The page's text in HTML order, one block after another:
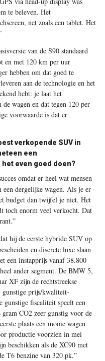
te beleven. Het
net zoals een tablet. Het
van de S90 standaard
en met 120 km per uur
hebben om dat goed te
aan de technologie en het
hebt: je laat het
wagen en dat tegen 120 per
voorwaarde is dat er
verkopende SUV in
een
even goed doen?
omdat er heel wat mensen
een dergelijke wagen. Als je er
budget dan twijfel je niet. Het
toch enorm veel verkocht. Dat
hij de eerste hybride SUV op
en discrete luxe slaan
een instapprijs vanaf 38.800
ander segment. De BMW 5,
XF zijn de rechtstreekse
gunstige prijs/kwaliteit-
gunstige fiscaliteit speelt een
CO2 zeer gunstig voor de
plaats een mooie wagen
productie voorzien in mei
beschikken als de XC90 met
T6 benzine van 320 pk.”